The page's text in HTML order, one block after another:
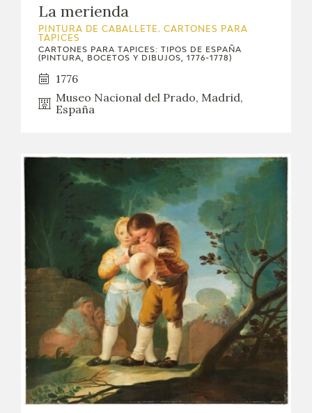
La merienda
PINTURA DE CABALLETE. CARTONES PARA
TAPICES
CARTONES PARA TAPICES: TIPOS DE ESPAÑA
(PINTURA, BOCETOS Y DIBUJOS, 1776-1778)
1776
Museo Nacional del Prado, Madrid,
España